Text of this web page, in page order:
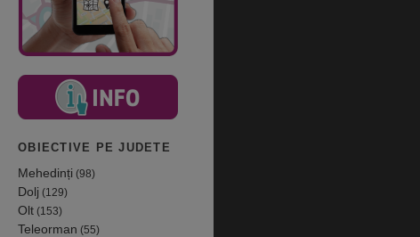
OBIECTIVE PE JUDETE
Mehedinți (98)
Dolj (129)
Olt (153)
Teleorman (55)